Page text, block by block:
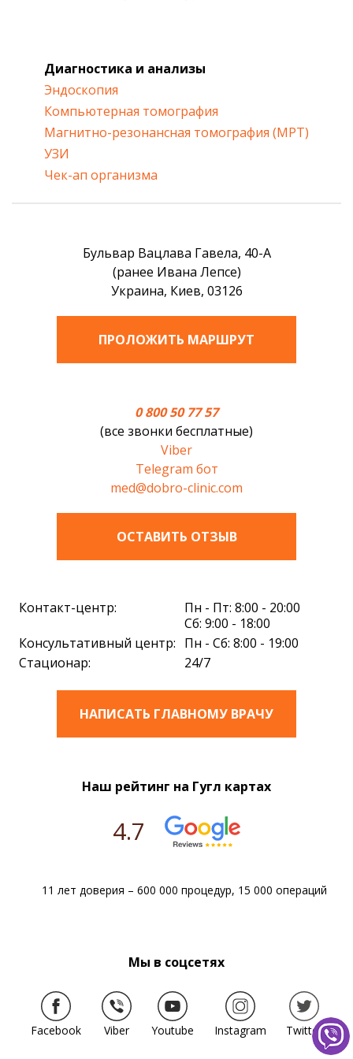
Диагностика и анализы
Эндоскопия
Компьютерная томография
Магнитно-резонансная томография (МРТ)
УЗИ
Чек-ап организма
Бульвар Вацлава Гавела, 40-А
(ранее Ивана Лепсе)
Украина, Киев, 03126
ПРОЛОЖИТЬ МАРШРУТ
0 800 50 77 57
(все звонки бесплатные)
Viber
Telegram бот
med@dobro-clinic.com
ОСТАВИТЬ ОТЗЫВ
Контакт-центр:
Пн - Пт: 8:00 - 20:00
Сб: 9:00 - 18:00
Консультативный центр: Пн - Сб: 8:00 - 19:00
Стационар:
24/7
НАПИСАТЬ ГЛАВНОМУ ВРАЧУ
Наш рейтинг на Гугл картах
4.7
11 лет доверия – 600 000 процедур, 15 000 операций
Мы в соцсетях
Facebook Viber Youtube Instagram Twitter